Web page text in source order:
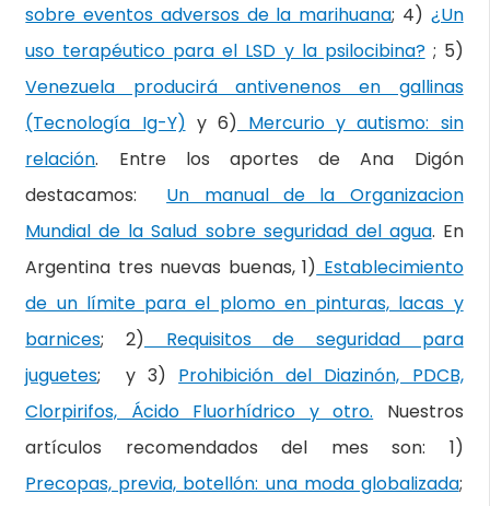
sobre eventos adversos de la marihuana; 4) ¿Un
uso terapéutico para el LSD y la psilocibina?; 5)
Venezuela producirá antivenenos en gallinas
(Tecnología Ig-Y) y 6) Mercurio y autismo: sin
relación. Entre los aportes de Ana Digón
destacamos: Un manual de la Organizacion
Mundial de la Salud sobre seguridad del agua. En
Argentina tres nuevas buenas, 1) Establecimiento
de un límite para el plomo en pinturas, lacas y
barnices; 2) Requisitos de seguridad para
juguetes; y 3) Prohibición del Diazinón, PDCB,
Clorpirifos, Ácido Fluorhídrico y otro. Nuestros
artículos recomendados del mes son: 1)
Precopas, previa, botellón: una moda globalizada;